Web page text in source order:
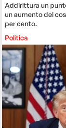
Addirittura un
un aumento del
per cento.
Politica